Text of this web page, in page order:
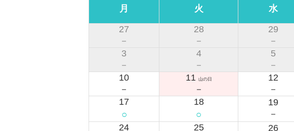
公序良俗に反する行為
弊社スタッフが口頭にてお止め頂くようお願いした行為
利用目的以外の本会場の利用
本会場を損傷および汚損すること
上記の他、お客様による本会場の快適な利用を損なう行為